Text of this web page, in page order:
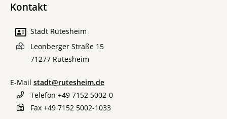
Kontakt
Stadt Rutesheim
Leonberger Straße 15
71277 Rutesheim
E-Mail stadt@rutesheim.de
Telefon +49 7152 5002-0
Fax +49 7152 5002-1033